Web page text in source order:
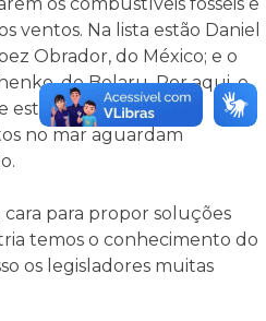
os combustíveis fósseis e
ventos. Na lista estão Daniel
Obrador, do México; e o
de Belaru. Por aqui, o
a fonte, mas
no mar aguardam
cara para propor soluções
temos o conhecimento do
os legisladores muitas